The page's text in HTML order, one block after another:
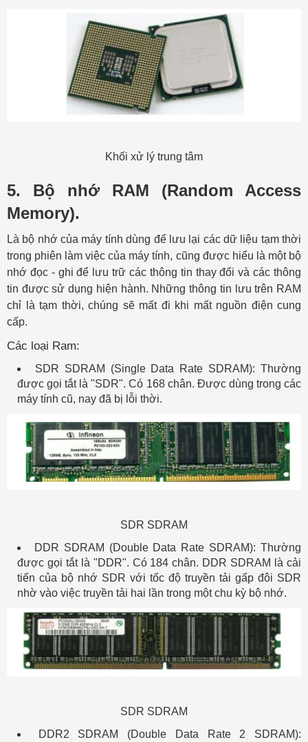
Khối xử lý trung tâm
5. Bộ nhớ RAM (Random Access
Memory).
Là bộ nhớ của máy tính dùng để lưu lại các dữ liệu tạm thời
trong phiên làm việc của máy tính, cũng được hiểu là một bộ
nhớ đọc - ghi để lưu trữ các thông tin thay đổi và các thông
tin được sử dụng hiện hành. Những thông tin lưu trên RAM
chỉ là tạm thời, chúng sẽ mất đi khi mất nguồn điện cung
cấp.
Các loại Ram:
SDR SDRAM (Single Data Rate SDRAM): Thường
được gọi tắt là "SDR". Có 168 chân. Được dùng trong các
máy tính cũ, nay đã bị lỗi thời.
SDR SDRAM
DDR SDRAM (Double Data Rate SDRAM): Thường
được gọi tắt là "DDR". Có 184 chân. DDR SDRAM là cải
tiến của bộ nhớ SDR với tốc độ truyền tải gấp đôi SDR
nhờ vào việc truyền tải hai lần trong một chu kỳ bộ nhớ.
SDR SDRAM
DDR2 SDRAM (Double Data Rate 2 SDRAM):